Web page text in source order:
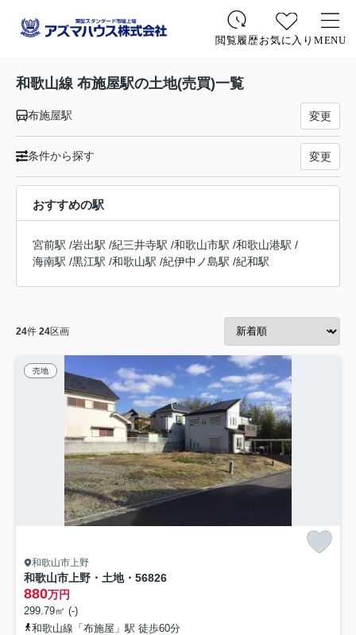
閲覧履歴お気に入り MENU
和歌山線 布施屋駅の土地(売買)一覧
布施屋駅 変更
条件から探す 変更
おすすめの駅
宮前駅 /岩出駅 /紀三井寺駅 /和歌山市駅 /和歌山港駅 /
海南駅 /黒江駅 /和歌山駅 /紀伊中ノ島駅 /紀和駅
24件 24区画
売地
和歌山市上野
和歌山市上野・土地・56826
880万円
299.79㎡ (-)
和歌山線「布施屋」駅 徒歩60分